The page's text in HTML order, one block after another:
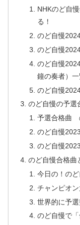
NHKのど自
る！
のど自慢
のど自慢
のど自慢
鐘の奏者）一
のど自慢
のど自慢の予選
予選合格曲
のど自慢
のど自慢
のど自慢合格曲
今日の！の
チャンピオ
世界的に予
のど自慢で